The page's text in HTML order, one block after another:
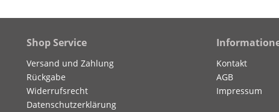
Shop Service
Versand und Zahlung
Rückgabe
Widerrufsrecht
Datenschutzerklärung
Kontakt
AGB
Impressum